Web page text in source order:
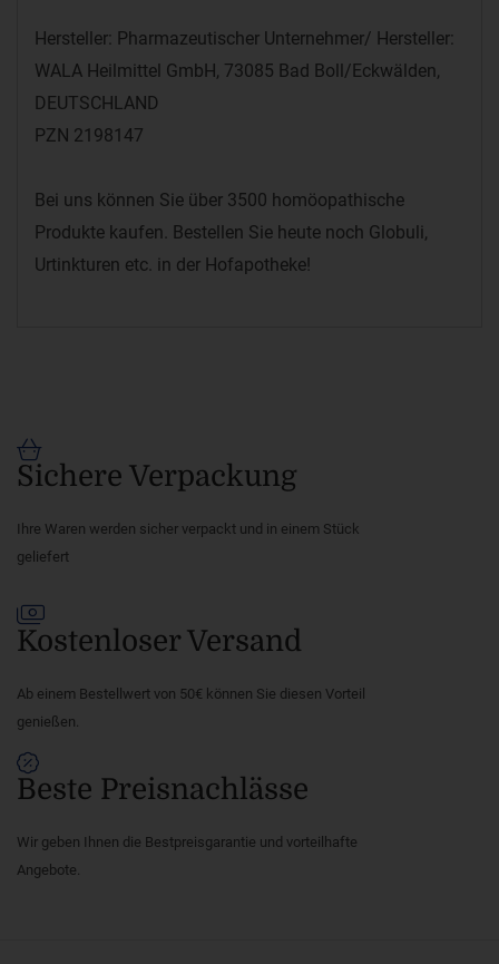
Hersteller: Pharmazeutischer Unternehmer/ Hersteller:
WALA Heilmittel GmbH, 73085 Bad Boll/Eckwälden,
DEUTSCHLAND
PZN 2198147
Bei uns können Sie über 3500 homöopathische
Produkte kaufen. Bestellen Sie heute noch Globuli,
Urtinkturen etc. in der Hofapotheke!
Sichere Verpackung
Ihre Waren werden sicher verpackt und in einem Stück
geliefert
Kostenloser Versand
Ab einem Bestellwert von 50€ können Sie diesen Vorteil
genießen.
Beste Preisnachlässe
Wir geben Ihnen die Bestpreisgarantie und vorteilhafte
Angebote.